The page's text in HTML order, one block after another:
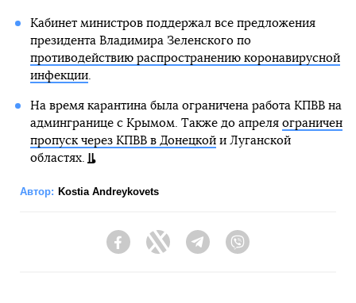
Кабинет министров поддержал все предложения
президента Владимира Зеленского по
противодействию распространению коронавирусной
инфекции.
На время карантина была ограничена работа КПВВ на
админгранице с Крымом. Также до апреля ограничен
пропуск через КПВВ в Донецкойи Луганской
областях.
Автор: Kostia Andreykovets
FacebookTwitter Telegram